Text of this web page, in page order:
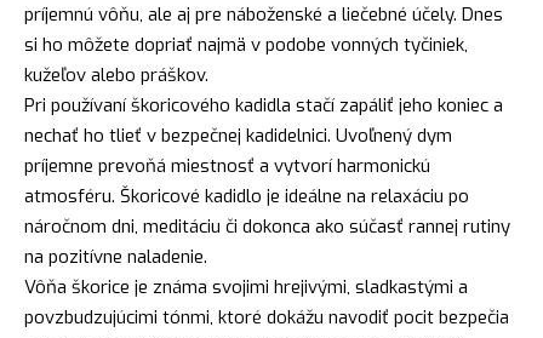
príjemnú vôňu, ale aj pre náboženské a liečebné účely. Dnes
si ho môžete dopriať najmä v podobe vonných tyčiniek,
kužeľov alebo práškov.
Pri používaní škoricového kadidla stačí zapáliť jeho koniec a
nechať ho tlieť v bezpečnej kadidelnici. Uvoľnený dym
príjemne prevoňá miestnosť a vytvorí harmonickú
atmosféru. Škoricové kadidlo je ideálne na relaxáciu po
náročnom dni, meditáciu či dokonca ako súčasť rannej rutiny
na pozitívne naladenie.
Vôňa škorice je známa svojimi hrejivými, sladkastými a
povzbudzujúcimi tónmi, ktoré dokážu navodiť pocit bezpečia